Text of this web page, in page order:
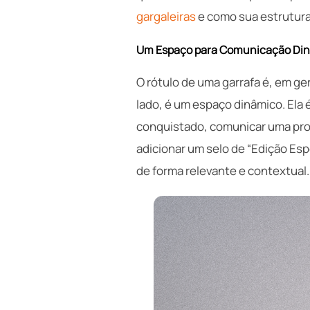
gargaleirase como sua
Um Espaço para Comunicação
O rótulo de uma garrafa é, em
lado, é um espaço dinâmico.
conquistado, comunicar uma
adicionar um selo de “Edição
de forma relevante e contextual.